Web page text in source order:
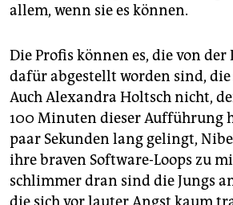
allem, wenn sie es können.
Die Profis können es, die von der
dafür abgestellt worden sind,
Auch Alexandra Holtsch nicht,
100 Minuten dieser Aufführung
paar Sekunden lang gelingt,
ihre braven Software-Loops zu
schlimmer dran sind die Jungs